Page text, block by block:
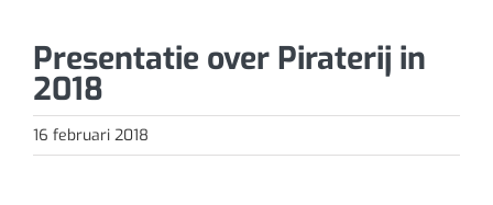
Presentatie over Piraterij in
2018
16 februari 2018